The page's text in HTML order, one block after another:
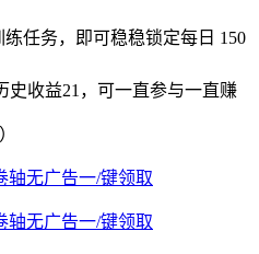
任务，即可稳稳锁定每日 150
史收益21，可一直参与一直赚